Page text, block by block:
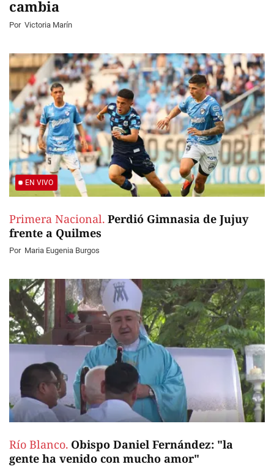
cambia
Por Victoria Marín
EN VIVO
Primera Nacional. Perdió Gimnasia de Jujuy
frente a Quilmes
Por Maria Eugenia Burgos
Río Blanco. Obispo Daniel Fernández: "la
gente ha venido con mucho amor"